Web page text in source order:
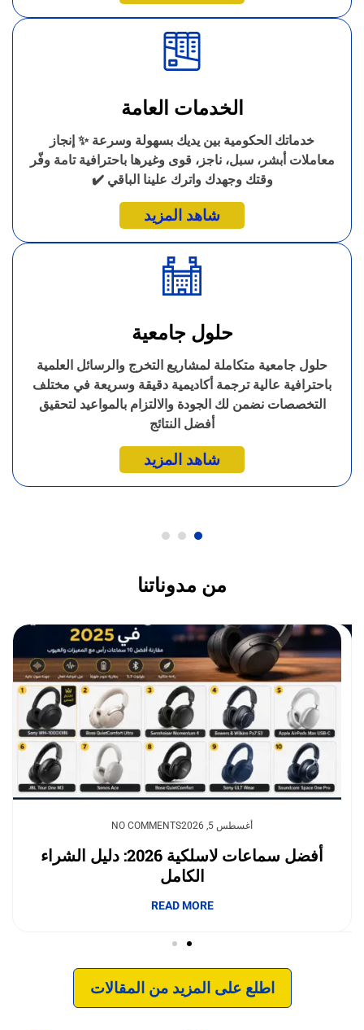
الخدمات العامة
خدماتك الحكومية بين يديك بسهولة وسرعة ✨ إنجاز
معاملات أبشر، سبل، ناجز، قوى وغيرها باحترافية تامة وفّر
وقتك وجهدك واترك علينا الباقي ✔️
شاهد المزيد
حلول جامعية
حلول جامعية متكاملة لمشاريع التخرج والرسائل العلمية
باحترافية عالية ترجمة أكاديمية دقيقة وسريعة في مختلف
التخصصات نضمن لك الجودة والالتزام بالمواعيد لتحقيق
أفضل النتائج
شاهد المزيد
من مدوناتنا
NO COMMENTS
وداعًا لقلق نفاد الشحن.. بطاريات السيليكون
والكربون تغيّر مستقبل الجوالات
READ MORE
أغسطس 5, 2026 NO COMMENTS
أفضل سماعات لاسلكية 2026: دليل الشراء
الكامل
READ MORE
اطلع على المزيد من المقالات